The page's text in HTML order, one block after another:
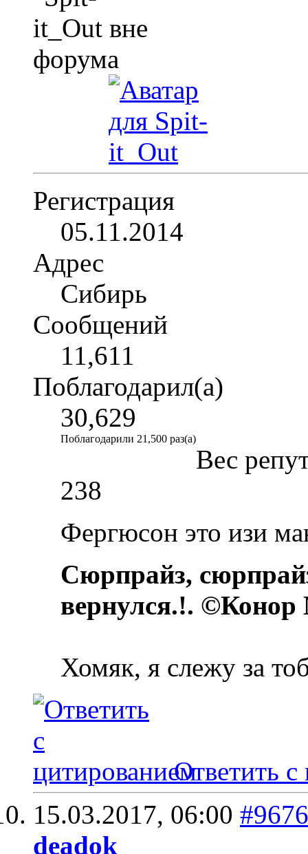
Регистрация
05.11.2014
Адрес
Сибирь
Сообщений
11,611
Поблагодарил(а)
30,629
Поблагодарили 21,500 раз(а)
Вес
238
Фергюсон это изи
Сюрпрайз,
вернулся.!.
Хомяк, я слежу за
Ответить с
15.03.2017, 06:00 #9676
deadok